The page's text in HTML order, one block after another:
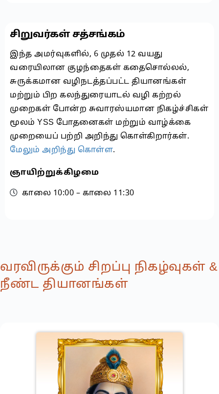
சிறுவர்கள் சத்சங்கம்
இந்த அமர்வுகளில், 6 முதல் 12 வயது
வரையிலான குழந்தைகள் கதைசொல்லல்,
சுருக்கமான வழிநடத்தப்பட்ட தியானங்கள்
மற்றும் பிற கலந்துரையாடல் வழி கற்றல்
முறைகள் போன்ற சுவாரஸ்யமான நிகழ்ச்சிகள்
மூலம் YSS போதனைகள் மற்றும் வாழ்க்கை
முறையைப் பற்றி அறிந்து கொள்கிறார்கள்.
மேலும் அறிந்து கொள்ள.
ஞாயிற்றுக்கிழமை
காலை 10:00 – காலை 11:30
வரவிருக்கும் சிறப்பு நிகழ்வுகள் &
நீண்ட தியானங்கள்